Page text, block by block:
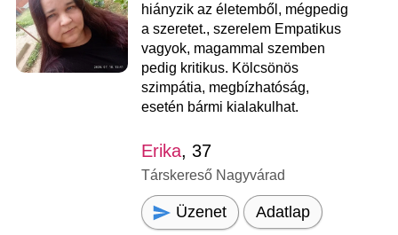
hiányzik az életemből, mégpedig
a szeretet., szerelem Empatikus
vagyok, magammal szemben
pedig kritikus. Kölcsönös
szimpátia, megbízhatóság,
esetén bármi kialakulhat.
Erika, 37
Társkereső Nagyvárad
Üzenet Adatlap